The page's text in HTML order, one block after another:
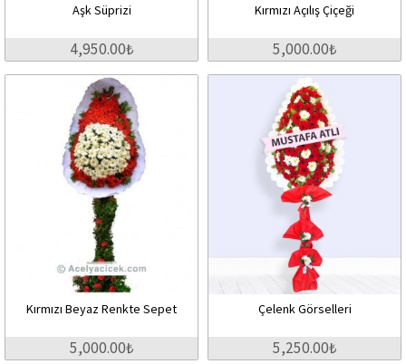
Aşk Süprizi
4,950.00₺
Kırmızı Açılış Çiçeği
5,000.00₺
Kırmızı Beyaz Renkte Sepet
5,000.00₺
Çelenk Görselleri
5,250.00₺